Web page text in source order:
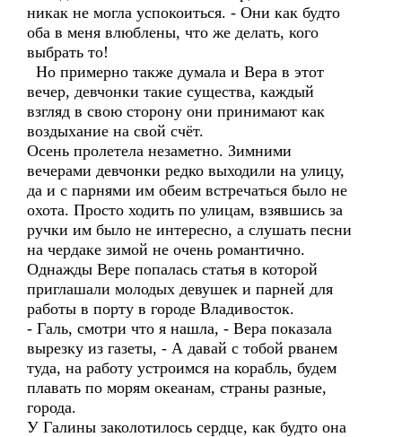
никак не могла успокоиться. - Они как будто
оба в меня влюблены, что же делать, кого
выбрать то!
Но примерно также думала и Вера в этот
вечер, девчонки такие существа, каждый
взгляд в свою сторону они принимают как
воздыхание на свой счёт.
Осень пролетела незаметно. Зимними
вечерами девчонки редко выходили на улицу,
да и с парнями им обеим встречаться было не
охота. Просто ходить по улицам, взявшись за
ручки им было не интересно, а слушать песни
на чердаке зимой не очень романтично.
Однажды Вере попалась статья в которой
приглашали молодых девушек и парней для
работы в порту в городе Владивосток.
- Галь, смотри что я нашла, - Вера показала
вырезку из газеты, - А давай с тобой рванем
туда, на работу устроимся на корабль, будем
плавать по морям океанам, страны разные,
города.
У Галины заколотилось сердце, как будто она